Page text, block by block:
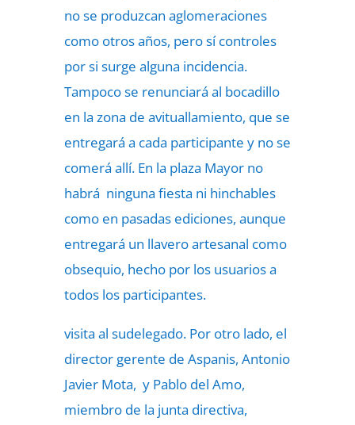
no se produzcan aglomeraciones
como otros años, pero sí controles
por si surge alguna incidencia.
Tampoco se renunciará al bocadillo
en la zona de avituallamiento, que se
entregará a cada participante y no se
comerá allí. En la plaza Mayor no
habrá ninguna fiesta ni hinchables
como en pasadas ediciones, aunque
entregará un llavero artesanal como
obsequio, hecho por los usuarios a
todos los participantes.
visita al sudelegado. Por otro lado, el
director gerente de Aspanis, Antonio
Javier Mota, y Pablo del Amo,
miembro de la junta directiva,